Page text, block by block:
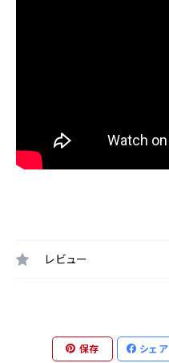
レビュー
保存 シェア